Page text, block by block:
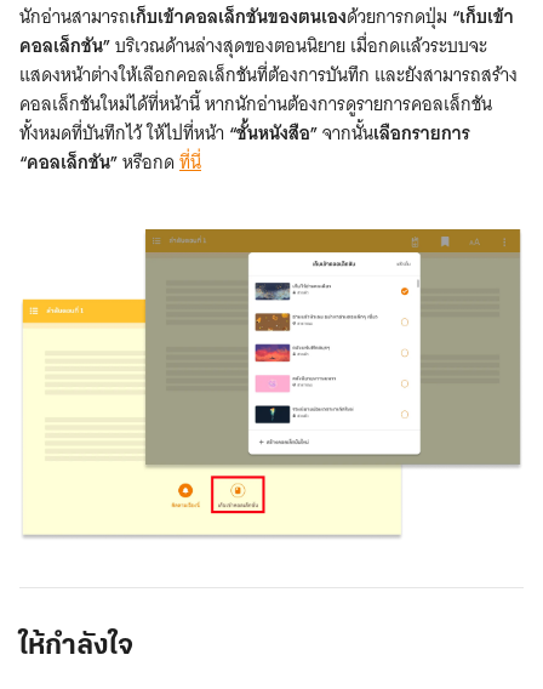
นักอ่านสามารถเก็บเข้าคอลเล็กชันของตนเองด้วยการกดปุ่ม “เก็บเข้า
คอลเล็กชัน”บริเวณด้านล่างสุดของตอนนิยาย เมื่อกดแล้วระบบจะ
แสดงหน้าต่างให้เลือกคอลเล็กชันที่ต้องการบันทึก และยังสามารถสร้าง
คอลเล็กชันใหม่ได้ที่หน้านี้ หากนักอ่านต้องการดูรายการคอลเล็กชัน
ทั้งหมดที่บันทึกไว้ ให้ไปที่หน้า “ชั้นหนังสือ”จากนั้นเลือกรายการ
“คอลเล็กชัน”หรือกดที่นี่
เข้า
Website
ให้กำลังใจ